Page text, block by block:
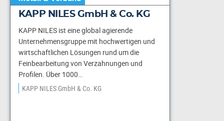
KAPP NILES GmbH & Co. KG
KAPP NILES ist eine global agierende
Unternehmensgruppe mit hochwertigen und
wirtschaftlichen Lösungen rund um die
Feinbearbeitung von Verzahnungen und
Profilen. Über 1000…
KAPP NILES GmbH & Co. KG